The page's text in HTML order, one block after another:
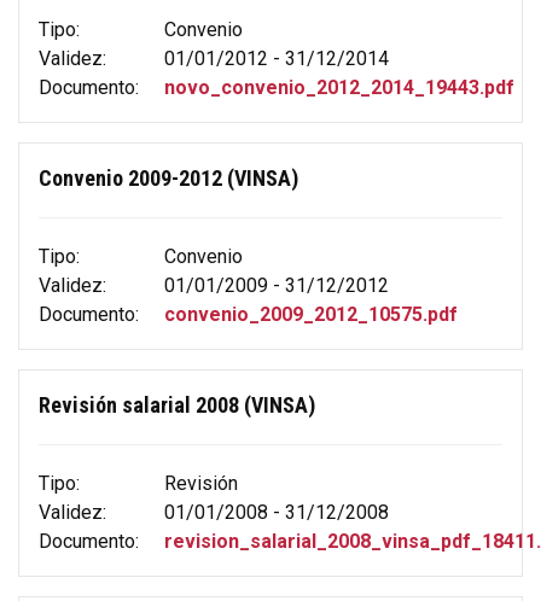
Tipo:
Convenio
Validez:
01/01/2012 - 31/12/2014
Documento:
novo_convenio_2012_2014_19443.pdf
Convenio 2009-2012 (VINSA)
Tipo:
Convenio
Validez:
01/01/2009 - 31/12/2012
Documento:
convenio_2009_2012_10575.pdf
Revisión salarial 2008 (VINSA)
Tipo:
Revisión
Validez:
01/01/2008 - 31/12/2008
Documento: